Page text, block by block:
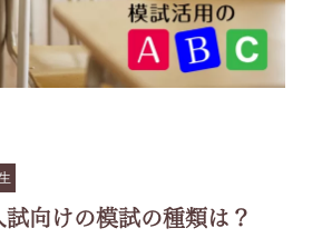
向けの模試の種類は？